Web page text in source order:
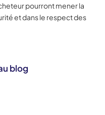
pourront mener la
et dans le respect des
blog